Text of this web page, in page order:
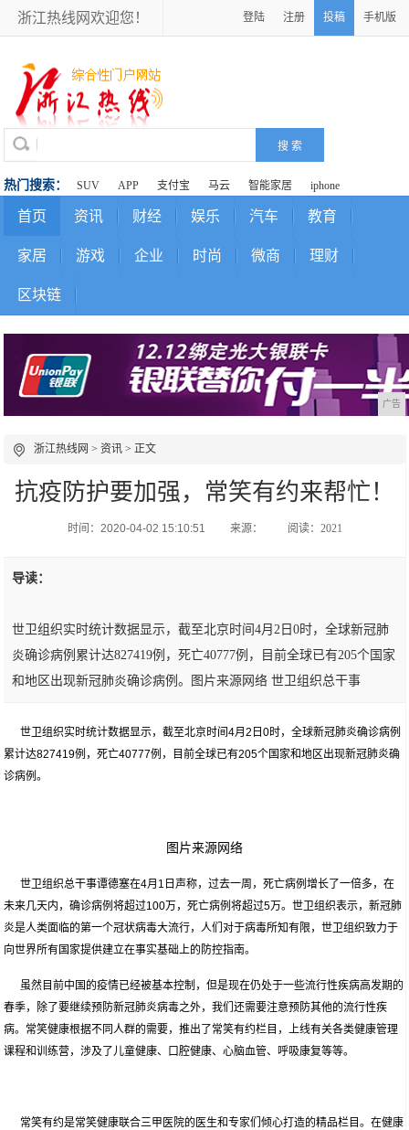
浙江热线网欢迎您！ 登陆 注册 投稿 手机版
热门搜索： SUV APP 支付宝 马云 智能家居 iphone
首页 资讯 财经 娱乐 汽车 教育
家居 游戏 企业 时尚 微商 理财
区块链
广告
浙江热线网 >资讯 > 正文
抗疫防护要加强，常笑有约来帮忙！
时间：2020-04-02 15:10:51 来源： 阅读：2021
导读：
世卫组织实时统计数据显示，截至北京时间4月2日0时，全球新冠肺
炎确诊病例累计达827419例，死亡40777例，目前全球已有205个国家
和地区出现新冠肺炎确诊病例。图片来源网络 世卫组织总干事
世卫组织实时统计数据显示，截至北京时间4月2日0时，全球新冠肺炎确诊病例
累计达827419例，死亡40777例，目前全球已有205个国家和地区出现新冠肺炎确
诊病例。
图片来源网络
世卫组织总干事谭德塞在4月1日声称，过去一周，死亡病例增长了一倍多，在
未来几天内，确诊病例将超过100万，死亡病例将超过5万。世卫组织表示，新冠肺
炎是人类面临的第一个冠状病毒大流行，人们对于病毒所知有限，世卫组织致力于
向世界所有国家提供建立在事实基础上的防控指南。
虽然目前中国的疫情已经被基本控制，但是现在仍处于一些流行性疾病高发期的
春季，除了要继续预防新冠肺炎病毒之外，我们还需要注意预防其他的流行性疾
病。常笑健康根据不同人群的需要，推出了常笑有约栏目，上线有关各类健康管理
课程和训练营，涉及了儿童健康、口腔健康、心脑血管、呼吸康复等等。
常笑有约是常笑健康联合三甲医院的医生和专家们倾心打造的精品栏目。在健康